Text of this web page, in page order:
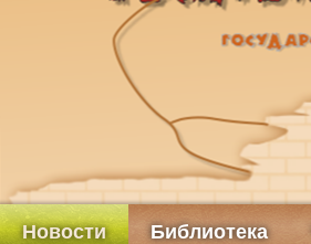
Новости Библиотека